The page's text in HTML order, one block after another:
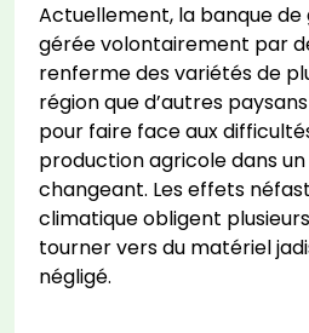
Actuellement, la banque de
gérée volontairement par
renferme des variétés de
région que d’autres
pour faire face aux
production agricole dans
changeant. Les effets
climatique obligent
tourner vers du matériel
négligé.